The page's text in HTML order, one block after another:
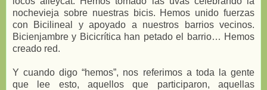
nochevieja sobre nuestras bicis. Hemos unido fuerzas
con Bicilineal y apoyado a nuestros barrios vecinos.
Bicienjambre y Bicicrítica han petado el barrio… Hemos
creado red.
Y cuando digo “hemos”, nos referimos a toda la gente
que lee esto, aquellos que participaron, aquellas